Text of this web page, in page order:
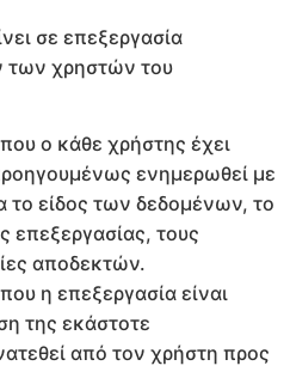
σε επεξεργασία
χρηστών του
ο κάθε χρήστης έχει
ενημερωθεί με
το είδος των δεδομένων, το
επεξεργασίας, τους
αποδεκτών.
η επεξεργασία είναι
της εκάστοτε
από τον χρήστη προς